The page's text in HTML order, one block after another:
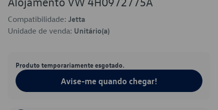
Compatibilidade: Jetta
Unidade de venda: Unitário(a)
Produto temporariamente esgotado.
Avise-me quando chegar!